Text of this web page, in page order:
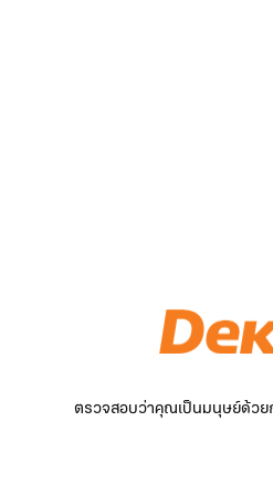
ตรวจสอบว่าคุณเป็นมนุษย์ด้วย